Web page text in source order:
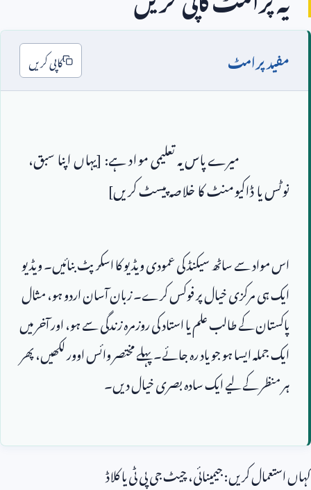
مفید پرامٹ کاپی کریں
نوٹس یا ڈاکیومنٹ کا خلاصہ پیسٹ کریں]
کہاں استعمال کریں: جیمینائی، چیٹ جی پی ٹی یا کلاڈ